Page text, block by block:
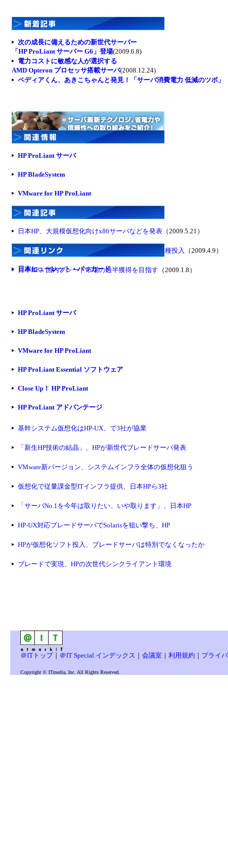
次の成長に備えるための新世代サーバー
「HP ProLiant サーバー G6」登場(2009.6.8)
電力コストに敏感な人が選択する
AMD Opteron プロセッサ搭載サーバ(2008.12.24)
ペディアくん、あきこちゃんと発見！「サーバ消費電力 低減のツボ」
HP ProLiant サーバ
HP BladeSystem
VMware for HP ProLiant
日本HP、大規模仮想化向けx86サーバなどを発表 （2009.5.21）
日本HP、インテル新CPU搭載サーバを一挙に11機種投入 （2009.4.9）
日本HP、国内ブレード市場の過半獲得を目指す （2009.1.8）
日本ヒューレット・パッカード
HP ProLiant サーバ
HP BladeSystem
VMware for HP ProLiant
HP ProLiant Essential ソフトウェア
Close Up！ HP ProLiant
HP ProLiant アドバンテージ
基幹システム仮想化はHP-UX、で3社が協業
「新生HP技術の結晶」、HPが新世代ブレードサーバ発表
VMware新バージョン、システムインフラ全体の仮想化狙う
仮想化で従量課金型ITインフラ提供、日本HPら3社
「サーバNo.1を今年は取りたい、いや取ります」、日本HP
HP-UX対応ブレードサーバでSolarisを狙い撃ち、HP
HPが仮想化ソフト投入、ブレードサーバは特別でなくなったか
ブレードで実現、HPの次世代シンクライアント環境
＠ITトップ｜ ＠IT Special インデックス ｜ 会議室 ｜ 利用規約 ｜ プライ
Copyright © ITmedia, Inc. All Rights Reserved.